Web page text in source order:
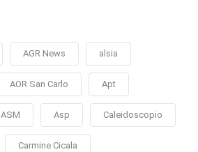
AGR News alsia
AOR San Carlo Apt
ASM Asp Caleidoscopio
Carmine Cicala